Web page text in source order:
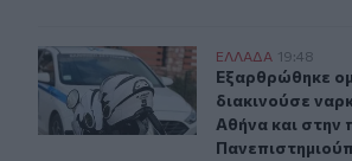
Εξαρθρώθηκε ομάδα που
ΕΛΛAΔΑ 19:48
Εξαρθρώθηκε
Εξαρθρώθηκε
διακινούσε
Αθήνα και στην